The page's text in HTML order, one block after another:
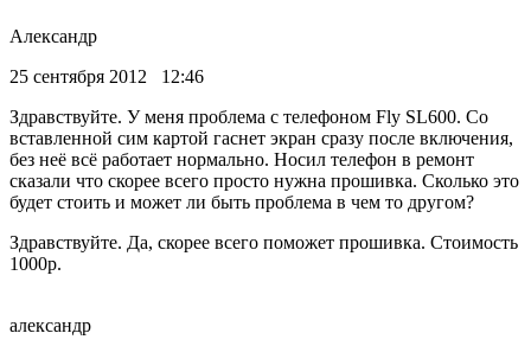
Александр
25 сентября 2012 12:46
Здравствуйте. У меня проблема с телефоном Fly SL600. Со
вставленной сим картой гаснет экран сразу после включения,
без неё всё работает нормально. Носил телефон в ремонт
сказали что скорее всего просто нужна прошивка. Сколько это
будет стоить и может ли быть проблема в чем то другом?
Здравствуйте. Да, скорее всего поможет прошивка. Стоимость
1000р.
александр